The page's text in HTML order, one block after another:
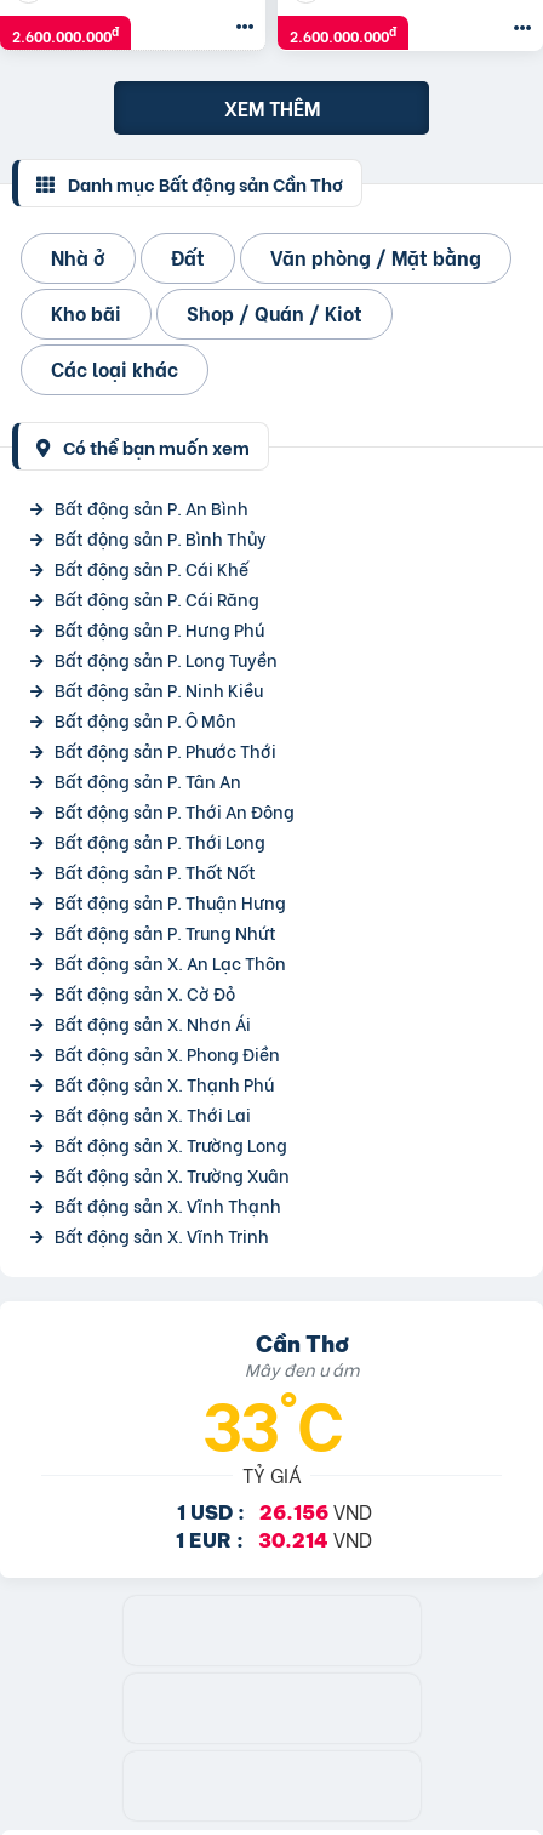
2.600.000.000đ 2.600.000.000đ
XEM THÊM
Danh mục Bất động sản Cần Thơ
Nhà ở Đất
Văn phòng / Mặt bằng
Kho bãi
Shop / Quán / Kiot
Các loại khác
Có thể bạn muốn xem
Bất động sản P. An Bình
Bất động sản P. Bình Thủy
Bất động sản P. Cái Khế
Bất động sản P. Cái Răng
Bất động sản P. Hưng Phú
Bất động sản P. Long Tuyền
Bất động sản P. Ninh Kiều
Bất động sản P. Ô Môn
Bất động sản P. Phước Thới
Bất động sản P. Tân An
Bất động sản P. Thới An Đông
Bất động sản P. Thới Long
Bất động sản P. Thốt Nốt
Bất động sản P. Thuận Hưng
Bất động sản P. Trung Nhứt
Bất động sản X. An Lạc Thôn
Bất động sản X. Cờ Đỏ
Bất động sản X. Nhơn Ái
Bất động sản X. Phong Điền
Bất động sản X. Thạnh Phú
Bất động sản X. Thới Lai
Bất động sản X. Trường Long
Bất động sản X. Trường Xuân
Bất động sản X. Vĩnh Thạnh
Bất động sản X. Vĩnh Trinh
Cần Thơ
Mây đen u ám
33°C
TỶ GIÁ
1 USD : 26.156VND
1 EUR : 30.214 VND